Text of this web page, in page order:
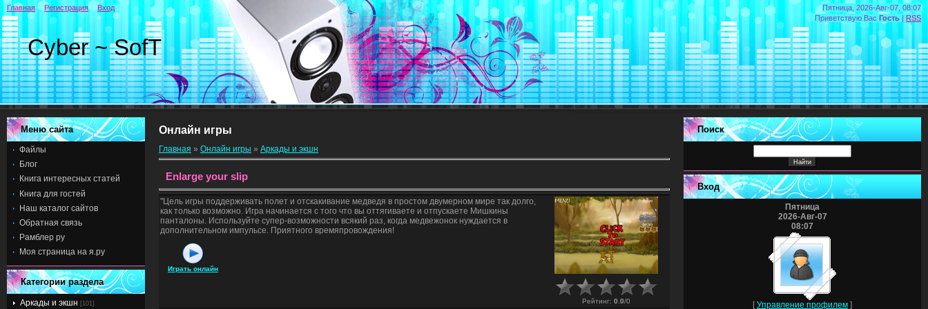
Пятница, 2026-Авг-07, 08:07
Приветствую Вас Гость | RSS
Cyber ~ SofT
Главная Регистрация Вход
Меню сайта
Файлы
Блог
Книга интересных статей
Книга для гостей
Наш каталог сайтов
Обратная связь
Рамблер ру
Моя страница на я.ру
Категории раздела
Аркады и экшн [101]
Онлайн игры
Главная » Онлайн игры » Аркады и экшн
Enlarge your slip
"Цель игры поддерживать полет и отскакивание медведя в простом двумерном мире так долго,
как только возможно. Игра начинается с того что вы оттягиваете и отпускаете Мишкины
панталоны. Используйте супер-возможности всякий раз, когда медвежонок нуждается в
дополнительном импульсе. Приятного времяпровождения!
Играть онлайн
Рейтинг: 0.0/0
Поиск
Вход
Пятница
2026-Авг-07
08:07
[Управление профилем ]